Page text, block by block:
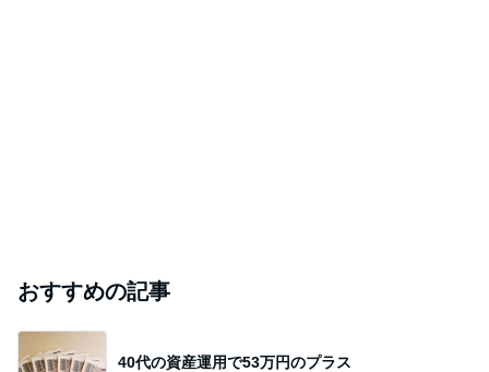
おすすめの記事
40代の資産運用で53万円のプラス